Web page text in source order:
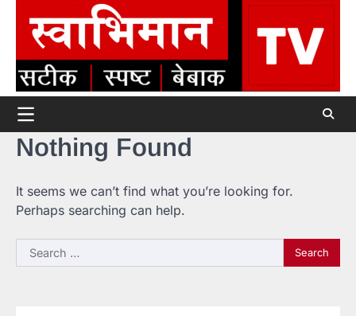
content
Nothing Found
It seems we can’t find what you’re looking for.
Perhaps searching can help.
Search
for: